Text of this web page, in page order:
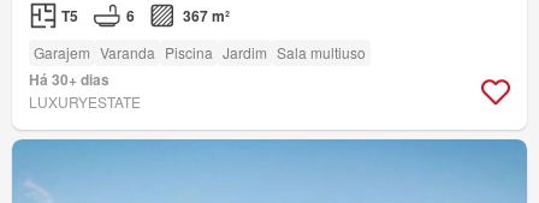
T5 6 367 m²
Garajem Varanda Piscina Jardim Sala multiuso
Há 30+ dias
LUXURYESTATE